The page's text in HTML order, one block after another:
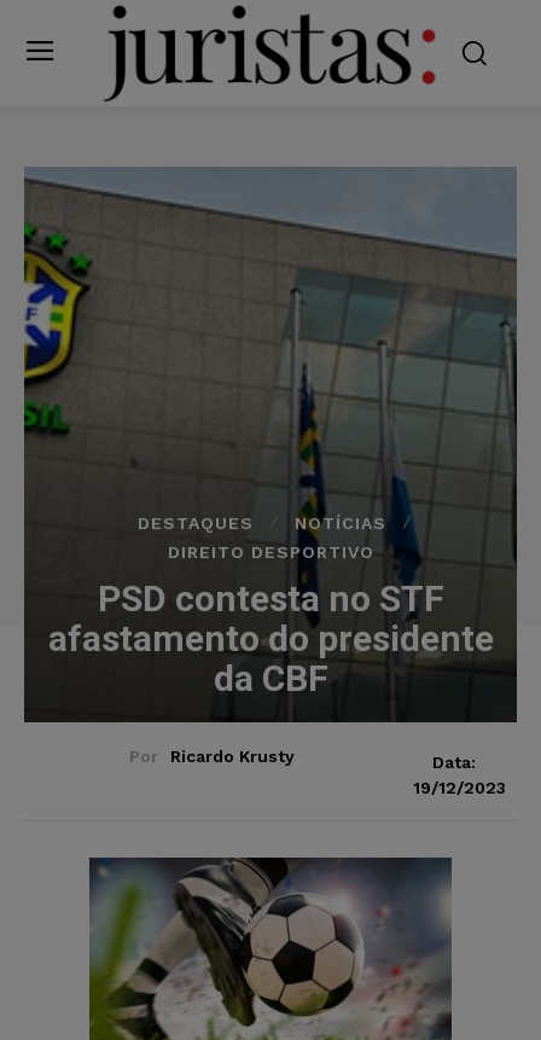
DESTAQUES
NOTÍCIAS
DIREITO DESPORTIVO
PSD contesta no STF
afastamento do presidente
da CBF
Por Ricardo Krusty
Data:
19/12/2023